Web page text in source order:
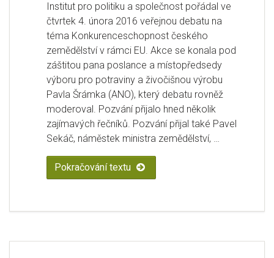
Institut pro politiku a společnost pořádal ve
čtvrtek 4. února 2016 veřejnou debatu na
téma Konkurenceschopnost českého
zemědělství v rámci EU. Akce se konala pod
záštitou pana poslance a místopředsedy
výboru pro potraviny a živočišnou výrobu
Pavla Šrámka (ANO), který debatu rovněž
moderoval. Pozvání přijalo hned několik
zajímavých řečníků. Pozvání přijal také Pavel
Sekáč, náměstek ministra zemědělství, …
Pokračování textu „Zápis z debaty na téma